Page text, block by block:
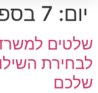
יום: 7 בספטמבר 2025
שלטים
לבחירת
שלכם